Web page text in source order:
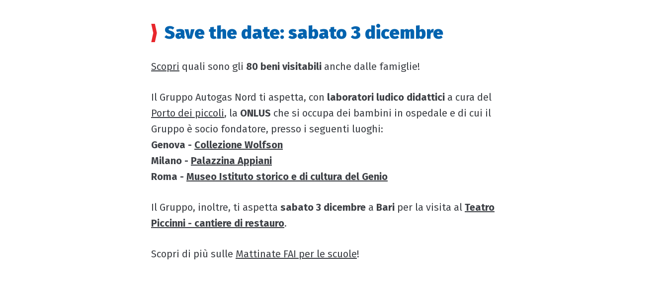
Save the date: sabato 3 dicembre
Scopri quali sono gli 80 beni visitabili anche dalle famiglie!
Il Gruppo Autogas Nord ti aspetta, con laboratori ludico didattici a cura del
Porto dei piccoli, la ONLUS che si occupa dei bambini in ospedale e di cui il
Gruppo è socio fondatore, presso i seguenti luoghi:
Genova - Collezione Wolfson
Milano - Palazzina Appiani
Roma - Museo Istituto storico e di cultura del Genio
Il Gruppo, inoltre, ti aspetta sabato 3 dicembre a Bari per la visita al Teatro
Piccinni - cantiere di restauro.
Scopri di più sulle Mattinate FAI per le scuole!